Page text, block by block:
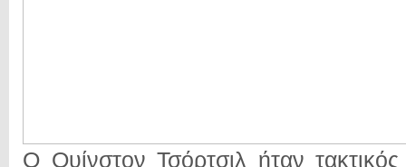
Ο Ουίνστον Τσόρτσιλ ήταν